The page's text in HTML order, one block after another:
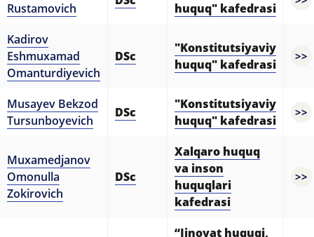
Rustamovich
huquq" kafedrasi
Kadirov
Eshmuxamad
Omanturdiyevich
DSc
"Konstitutsiyaviy
huquq" kafedrasi
>>
Musayev Bekzod
Tursunboyevich
DSc
"Konstitutsiyaviy
huquq" kafedrasi
>>
Muxamedjanov
Omonulla
Zokirovich
DSc
Xalqaro huquq
va inson
huquqlari
kafedrasi
>>
“Jinoyat huquqi,